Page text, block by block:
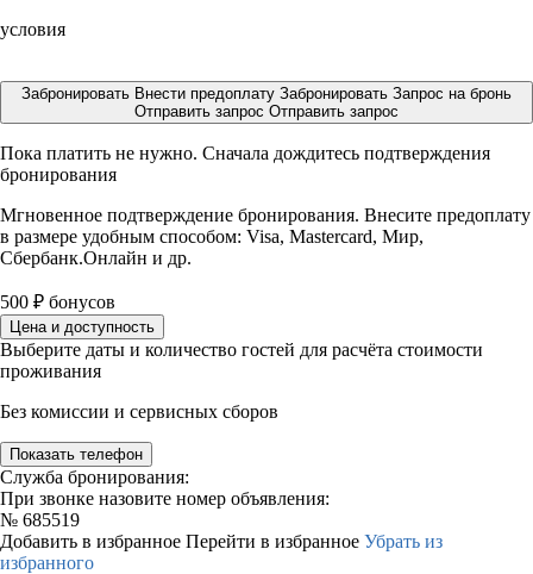
условия
Забронировать Внести предоплату Забронировать Запрос на бронь
Отправить запрос Отправить запрос
Пока платить не нужно. Сначала дождитесь подтверждения
бронирования
Мгновенное подтверждение бронирования. Внесите предоплату
в размере удобным способом: Visa, Mastercard, Мир,
Сбербанк.Онлайн и др.
500 ₽ бонусов
Цена и доступность
Выберите даты и количество гостей для расчёта стоимости
проживания
Без комиссии и сервисных сборов
Показать телефон
Служба бронирования:
При звонке назовите номер объявления:
№ 685519
Добавить в избранное Перейти в избранное Убрать из
избранного